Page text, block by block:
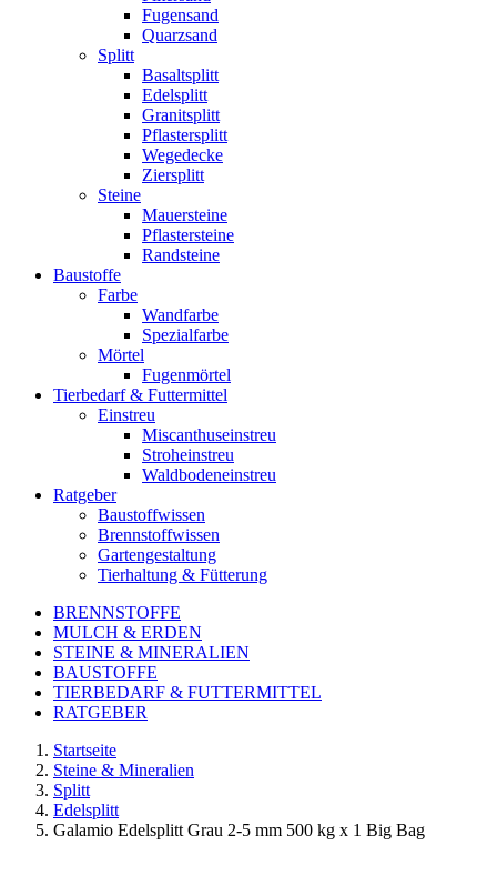
Fugensand
Quarzsand
Splitt
Basaltsplitt
Edelsplitt
Granitsplitt
Pflastersplitt
Wegedecke
Ziersplitt
Steine
Mauersteine
Pflastersteine
Randsteine
Baustoffe
Farbe
Wandfarbe
Spezialfarbe
Mörtel
Fugenmörtel
Tierbedarf & Futtermittel
Einstreu
Miscanthuseinstreu
Stroheinstreu
Waldbodeneinstreu
Ratgeber
Baustoffwissen
Brennstoffwissen
Gartengestaltung
Tierhaltung & Fütterung
BRENNSTOFFE
MULCH & ERDEN
STEINE & MINERALIEN
BAUSTOFFE
TIERBEDARF & FUTTERMITTEL
RATGEBER
Startseite
Steine & Mineralien
Splitt
Edelsplitt
Galamio Edelsplitt Grau 2-5 mm 500 kg x 1 Big Bag